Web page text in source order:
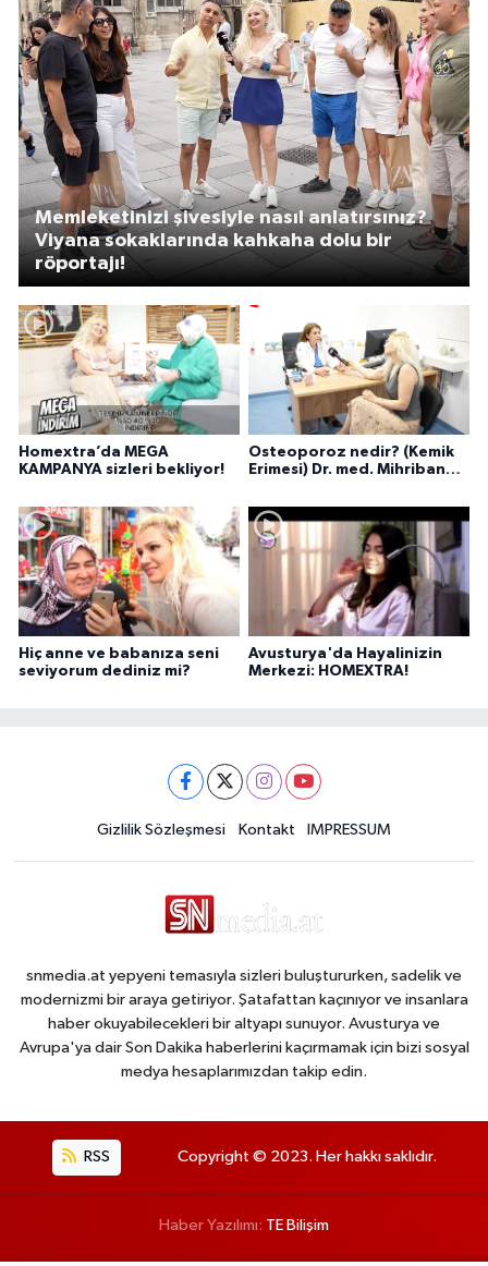
Homextra’da MEGA
KAMPANYA sizleri bekliyor!
Osteoporoz nedir? (Kemik
Erimesi) Dr. med. Mihriban
Memleketinizi şivesiyle nasıl anlatırsınız?
Viyana sokaklarında kahkaha dolu bir
röportajı!
Hiç anne ve babanıza seni
seviyorum dediniz mi?
Avusturya'da Hayalinizin
Merkezi: HOMEXTRA!
Gizlilik Sözleşmesi Kontakt IMPRESSUM
snmedia.at yepyeni temasıyla sizleri buluştururken, sadelik ve
modernizmi bir araya getiriyor. Şatafattan kaçınıyor ve insanlara
haber okuyabilecekleri bir altyapı sunuyor. Avusturya ve
Avrupa'ya dair Son Dakika haberlerini kaçırmamak için bizi sosyal
medya hesaplarımızdan takip edin.
RSS Copyright © 2023. Her hakkı saklıdır.
Haber Yazılımı: TE Bilişim